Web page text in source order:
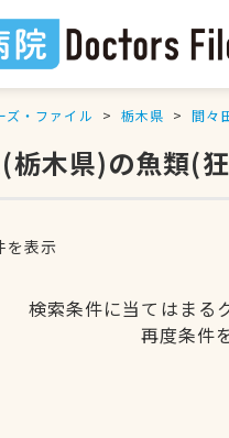
ズ・ファイル 栃木県 間々
栃木県)の魚類(
を表示
検索条件に当てはまる
再度条件